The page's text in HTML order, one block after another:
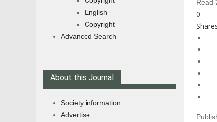
English
Copyright
Advanced Search
About this Journal
Society information
Advertise
Read
0
Shares